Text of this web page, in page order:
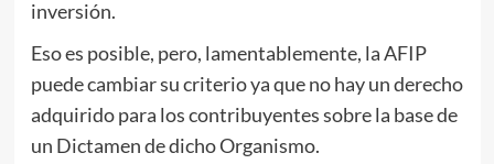
inversión.
Eso es posible, pero, lamentablemente, la AFIP
puede cambiar su criterio ya que no hay un derecho
adquirido para los contribuyentes sobre la base de
un Dictamen de dicho Organismo.